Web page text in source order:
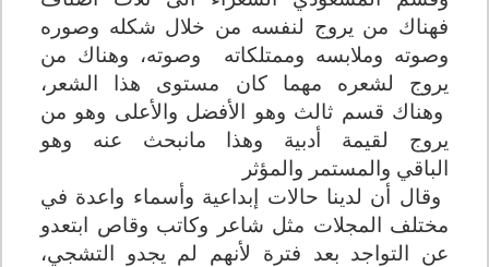
فهناك من يروج لنفسه من خلال شكله وصوره
وصوته وملابسه وممتلكاته وصوته، وهناك من
يروج لشعره مهما كان مستوى هذا الشعر،
وهناك قسم ثالث وهو الأفضل والأعلى وهو من
يروج لقيمة أدبية وهذا مانبحث عنه وهو
الباقي والمستمر والمؤثر
وقال أن لدينا حالات إبداعية وأسماء واعدة في
مختلف المجلات مثل شاعر وكاتب وقاص ابتعدو
عن التواجد بعد فترة لأنهم لم يجدو التشجي،